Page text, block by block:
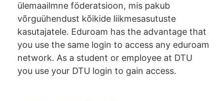
ülemaailmne föderatsioon, mis pakub
võrguühendust kõikide liikmesasutuste
kasutajatele. Eduroam has the advantage that
you use the same login to access any eduroam
network. As a student or employee at DTU
you use your DTU login to gain access.